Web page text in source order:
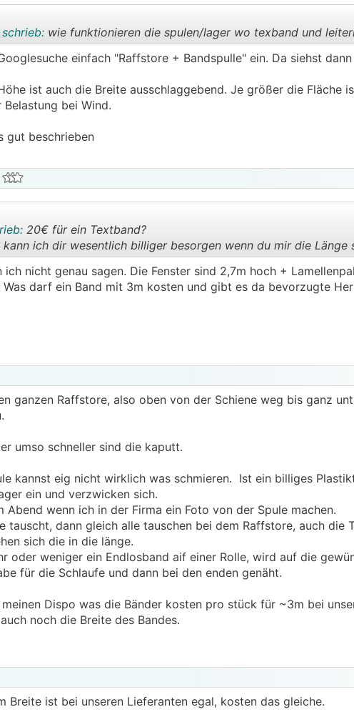
..
wie funktionieren die spulen/lager wo texband und
einfach "Raffstore + Bandspulle" ein. Da siehst
ist auch die Breite ausschlaggebend. Je größer die Fläche
bei Wind.
gut beschrieben
..
20€ für ein Textband?
ich dir wesentlich billiger besorgen wenn du mir die Länge
ich nicht genau sagen. Die Fenster sind 2,7m hoch +
Was darf ein Band mit 3m kosten und gibt es da bevorzugte
ganzen Raffstore, also oben von der Schiene weg bis ganz
umso schneller sind die kaputt.
kannst eig nicht wirklich was schmieren. Ist ein billiges
ein und verzwicken sich.
Abend wenn ich in der Firma ein Foto von der Spule machen.
tauscht, dann gleich alle tauschen bei dem Raffstore, auch die
sich die in die länge.
oder weniger ein Endlosband aif einer Rolle, wird auf die
für die Schlaufe und dann bei den enden genäht.
Dispo was die Bänder kosten pro stück für ~3m bei
noch die Breite des Bandes.
Breite ist bei unseren Lieferanten egal, kosten das gleiche.